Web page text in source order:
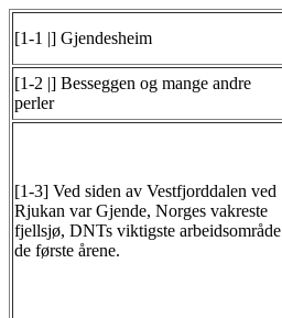
[1-1 |] Gjendesheim
[1-2 |] Besseggen og mange andre
perler
[1-3] Ved siden av Vestfjorddalen ved
Rjukan var Gjende, Norges vakreste
fjellsjø, DNTs viktigste arbeidsområde
de første årene.